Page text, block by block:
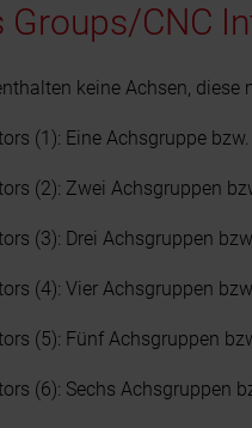
Groups/CNC
keine Achsen, diese
(1): Eine Achsgruppe
(2): Zwei Achsgruppen
(3): Drei Achsgruppen
(4): Vier Achsgruppen
(5): Fünf Achsgruppen
(6): Sechs Achsgruppen